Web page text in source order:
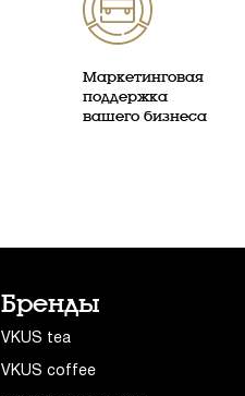
Маркетинговая
поддержка
вашего бизнеса
Бренды
VKUS tea
VKUS coffee